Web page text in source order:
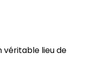
véritable lieu de